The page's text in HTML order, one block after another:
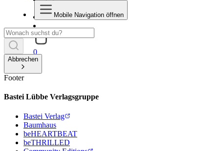
0
Mobile Navigation öffnen
Abbrechen
Footer
Bastei Lübbe Verlagsgruppe
Bastei Verlag
Baumhaus
beHEARTBEAT
beTHRILLED